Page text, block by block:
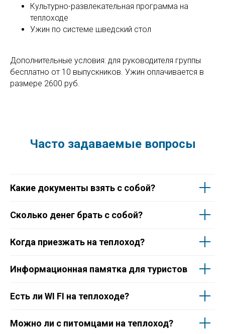
Культурно-развлекательная программа на
теплоходе
Ужин по системе шведский стол
Дополнительные условия: для руководителя группы
бесплатно от 10 выпускников. Ужин оплачивается в
размере 2600 руб.
Часто задаваемые вопросы
Какие документы взять с собой?
Сколько денег брать с собой?
Когда приезжать на теплоход?
Информационная памятка для туристов
Есть ли WI FI на теплоходе?
Можно ли с питомцами на теплоход?